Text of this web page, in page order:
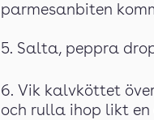
parmesanbiten
5. Salta, peppra
6. Vik kalvköttet
och rulla ihop likt en